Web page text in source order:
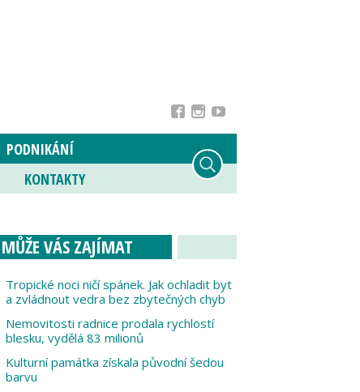
PODNIKÁNÍ
KONTAKTY
MŮŽE VÁS ZAJÍMAT
Tropické noci ničí spánek. Jak ochladit byt
a zvládnout vedra bez zbytečných chyb
Nemovitosti radnice prodala rychlostí
blesku, vydělá 83 milionů
Kulturní památka získala původní šedou
barvu